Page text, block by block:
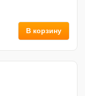
В корзину